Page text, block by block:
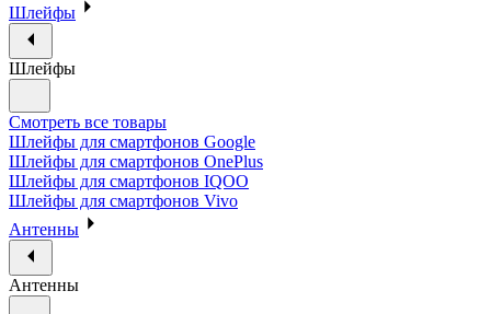
Шлейфы
Шлейфы
Смотреть все товары
Шлейфы для смартфонов Google
Шлейфы для смартфонов OnePlus
Шлейфы для смартфонов IQOO
Шлейфы для смартфонов Vivo
Антенны
Антенны